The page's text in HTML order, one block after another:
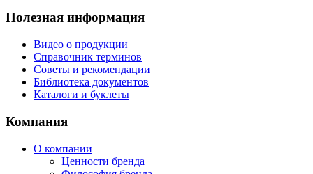
Полезная информация
Видео о продукции
Справочник терминов
Советы и рекомендации
Библиотека документов
Каталоги и буклеты
Компания
О компании
Ценности бренда